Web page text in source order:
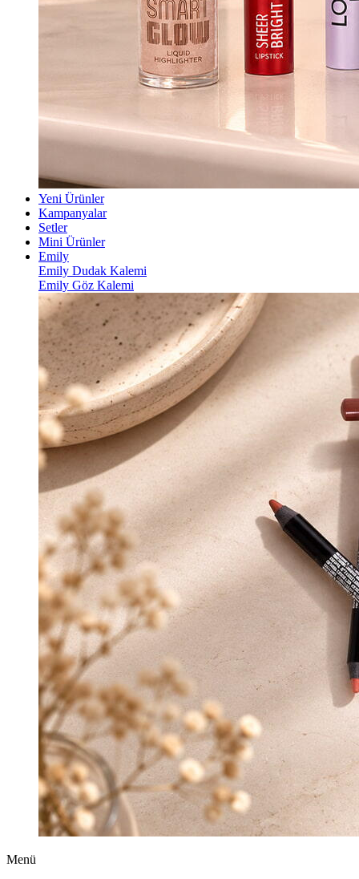
Yeni Ürünler
Kampanyalar
Setler
Mini Ürünler
Emily
Emily Dudak Kalemi
Emily Göz Kalemi
Menü